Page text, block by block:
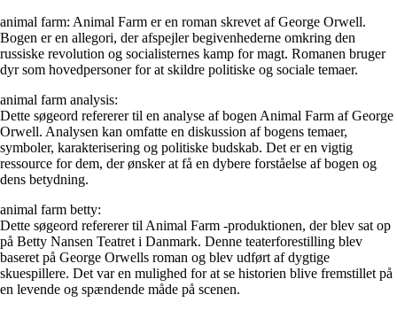
animal farm: Animal Farm er en roman skrevet af George Orwell.
Bogen er en allegori, der afspejler begivenhederne omkring den
russiske revolution og socialisternes kamp for magt. Romanen bruger
dyr som hovedpersoner for at skildre politiske og sociale temaer.
animal farm analysis:
Dette søgeord refererer til en analyse af bogen Animal Farm af George
Orwell. Analysen kan omfatte en diskussion af bogens temaer,
symboler, karakterisering og politiske budskab. Det er en vigtig
ressource for dem, der ønsker at få en dybere forståelse af bogen og
dens betydning.
animal farm betty:
Dette søgeord refererer til Animal Farm -produktionen, der blev sat op
på Betty Nansen Teatret i Danmark. Denne teaterforestilling blev
baseret på George Orwells roman og blev udført af dygtige
skuespillere. Det var en mulighed for at se historien blive fremstillet på
en levende og spændende måde på scenen.